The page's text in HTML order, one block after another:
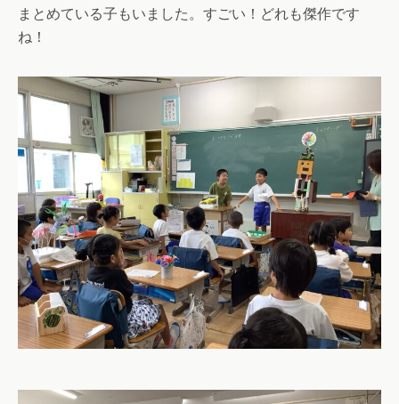
まとめている子もいました。すごい！どれも傑作です
ね！